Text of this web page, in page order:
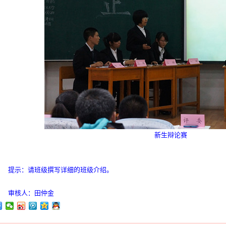
新生辩论赛
提示：请班级撰写详细的班级介绍。
审核人：田仲金